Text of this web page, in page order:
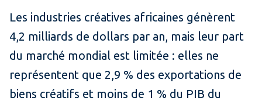
Les industries créatives africaines génèrent
4,2 milliards de dollars par an, mais leur part
du marché mondial est limitée : elles ne
représentent que 2,9 % des exportations de
biens créatifs et moins de 1 % du PIB du